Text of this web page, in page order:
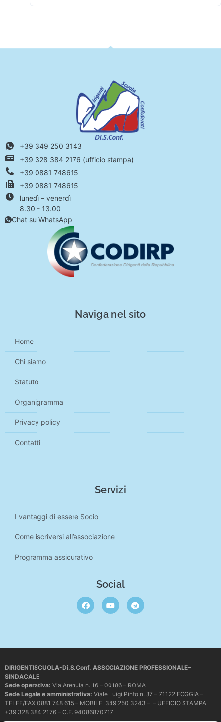
+39 349 250 3143
+39 328 384 2176 (ufficio stampa)
+39 0881 748615
+39 0881 748615
lunedì – venerdì
8.30 - 13.00
Chat su WhatsApp
Naviga nel sito
Home
Chi siamo
Statuto
Organigramma
Privacy policy
Contatti
Servizi
I vantaggi di essere Socio
Come iscriversi all’associazione
Programma assicurativo
Social
DIRIGENTISCUOLA-Di.S.Conf. ASSOCIAZIONE PROFESSIONALE–
SINDACALE
Sede operativa: Via Arenula n. 16 – 00186 – ROMA
Sede Legale e amministrativa: Viale Luigi Pinto n. 87 – 71122 FOGGIA –
TELEF/FAX 0881 748 615 – MOBILE 349 250 3243 – – UFFICIO STAMPA
+39 328 384 2176 – C.F. 94086870717